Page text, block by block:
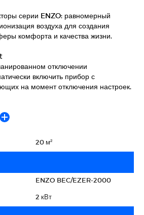
серии ENZO: равномерный
воздуха для создания
комфорта и качества жизни.
отключении
включить прибор с
на момент отключения настроек.
20 м²
ENZO BEC/EZER-2000
2 кВт